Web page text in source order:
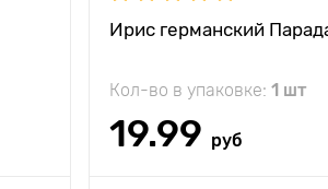
Ирис германский
Кол-во в упаковке: 1 шт
19.99 руб